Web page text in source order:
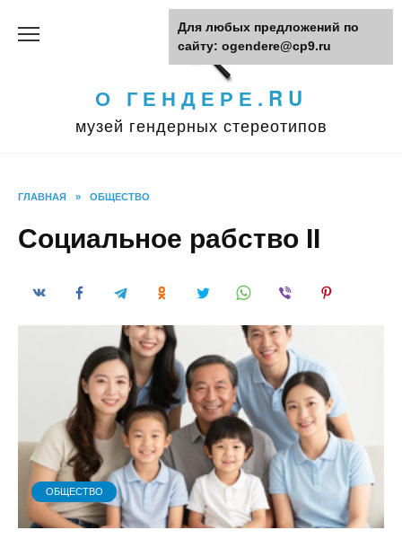
О ГЕНДЕРЕ.RU
музей гендерных стереотипов
ГЛАВНАЯ » ОБЩЕСТВО
Социальное рабство II
ОБЩЕСТВО
Для любых предложений по
сайту: ogendere@cp9.ru